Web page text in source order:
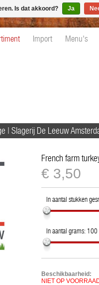
Import Menu's
| Slagerij De Leeuw
French farm
€ 3,50
In aantal stukken
In aantal grams: 100
€3,50
Beschikbaarheid:
NIET OP
Is dat akkoord? Ja